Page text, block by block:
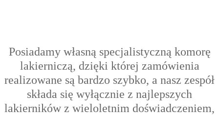
Posiadamy własną specjalistyczną komorę
lakierniczą, dzięki której zamówienia
realizowane są bardzo szybko, a nasz zespół
składa się wyłącznie z najlepszych
lakierników z wieloletnim doświadczeniem,